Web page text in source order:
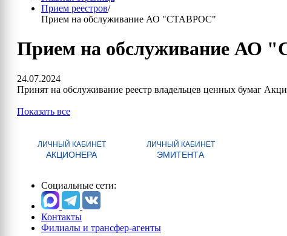
Прием реестров/
Прием на обслуживание АО "СТАВРОС"
Прием на обслуживание АО
24.07.2024
Принят на обслуживание реестр владельцев ценных бумаг
Показать все
ЛИЧНЫЙ КАБИНЕТ
АКЦИОНЕРА
ЛИЧНЫЙ КАБИНЕТ
ЭМИТЕНТА
Социальные сети:
Контакты
Филиалы и трансфер-агенты